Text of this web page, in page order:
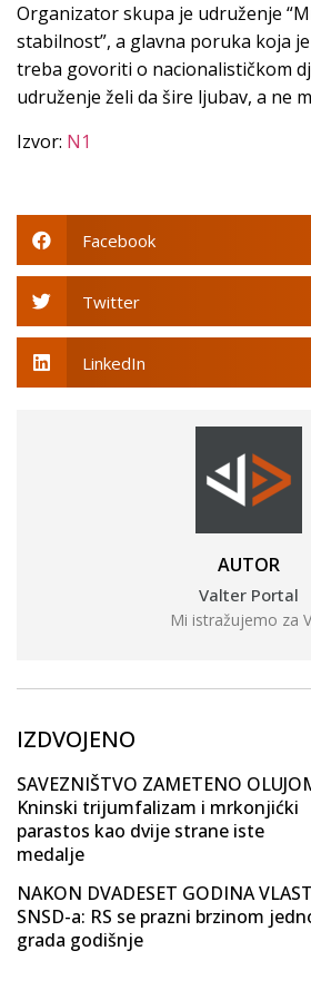
Organizator skupa je udruženje
stabilnost”, a glavna poruka koja
treba govoriti o nacionalističkom
udruženje želi da šire ljubav, a ne
Izvor: N1
Facebook
Twitter
LinkedIn
AUTOR
Valter Portal
Mi istražujemo za
IZDVOJENO
SAVEZNIŠTVO ZAMETENO
Kninski trijumfalizam i mrkonjićki
parastos kao dvije strane iste
medalje
NAKON DVADESET GODINA
SNSD-a: RS se prazni brzinom
grada godišnje